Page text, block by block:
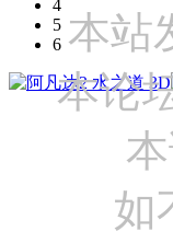
4
5
6 本站
本论
如